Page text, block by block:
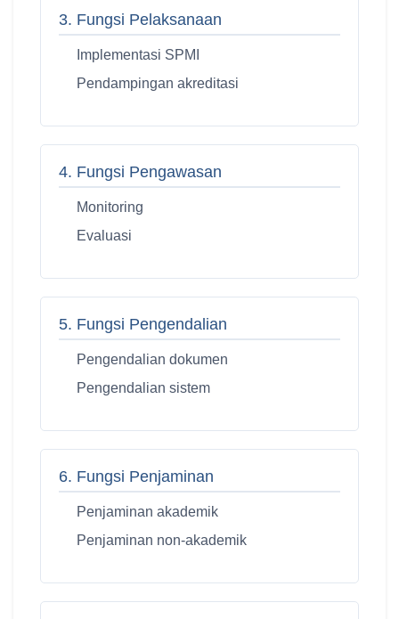
3. Fungsi Pelaksanaan
Implementasi SPMI
Pendampingan akreditasi
4. Fungsi Pengawasan
Monitoring
Evaluasi
5. Fungsi Pengendalian
Pengendalian dokumen
Pengendalian sistem
6. Fungsi Penjaminan
Penjaminan akademik
Penjaminan non-akademik